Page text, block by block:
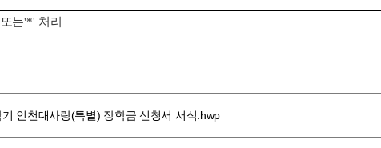
는'*' 처리
인천대사랑(특별) 장학금 신청서 서식.hwp